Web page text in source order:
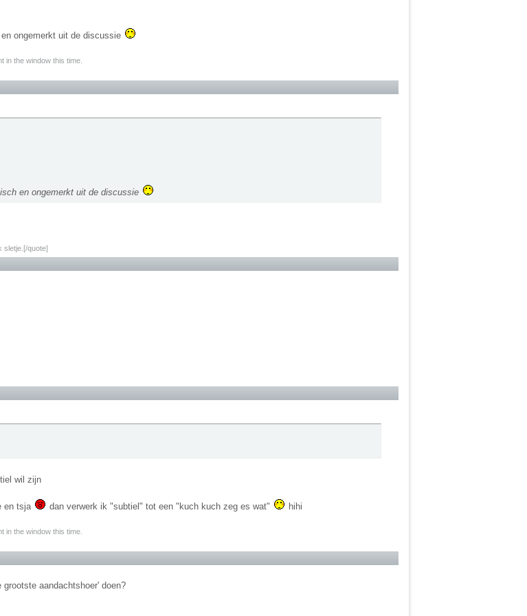
ongemerkt uit de discussie
in the window this time.
en ongemerkt uit de discussie
sletje.[/quote]
wil zijn
en tsja dan verwerk ik "subtiel" tot een "kuch kuch zeg es wat"
hihi
in the window this time.
aandachtshoer' doen?